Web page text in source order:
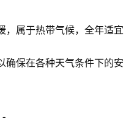
，属于热带气候，全年适宜
确保在各种天气条件下的安